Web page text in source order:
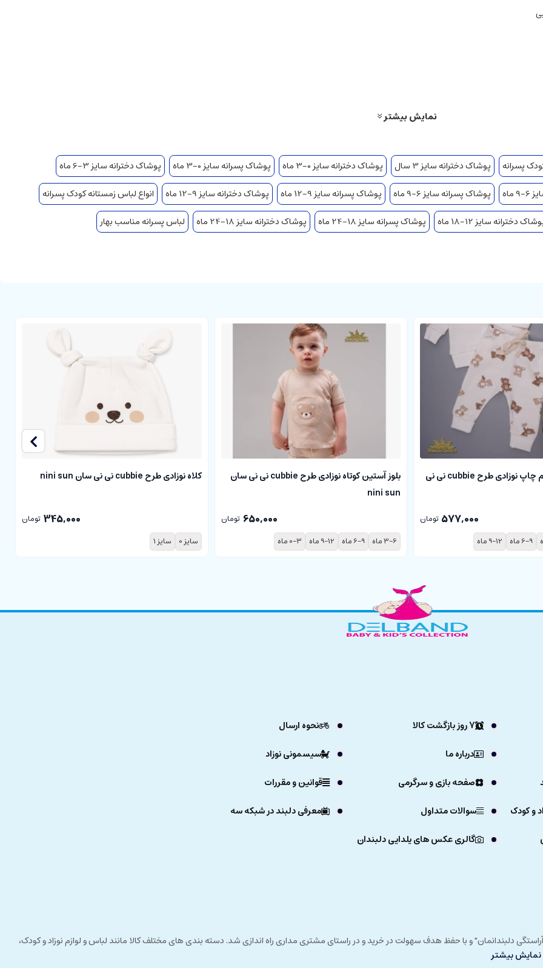
نمایش بیشتر
پسرانه پوشاک دخترانه سایز 3 سال پوشاک دخترانه سایز 0-3 ماه پوشاک پسرانه سایز 0-3 ماه
پوشاک دخترانه سایز 3-6 ماه
ماه پوشاک پسرانه سایز 6-9 ماه پوشاک پسرانه سایز 9-12 ماه پوشاک دخترانه سایز 9-12 ماه
انواع لباس زمستانه کودک پسرانه
دخترانه سایز 12-18 ماه پوشاک پسرانه سایز 18-24 ماه پوشاک دخترانه سایز 18-24 ماه لباس پسرانه مناسب بهار
شلوار شیری تمام چاپ نوزادی طرح cubbie نی نی
577,000 تومان
6-9 ماه 9-12 ماه
بلوز آستین کوتاه نوزادی طرح cubbie نی نی سان
nini sun
650,000 تومان
3-6 ماه
6-9 ماه 9-12 ماه 0-3 ماه
کلاه نوزادی طرح cubbie نی نی سان nini sun
345,000 تومان
سایز 0
سایز 1
7 روز بازگشت کالا
نحوه ارسال
درباره ما
سیسمونی نوزاد
صفحه بازی و سرگرمی
قوانین و مقررات
و کودک
سوالات متداول
معرفی دلبند در شبکه سه
گالری عکس های یلدایی دلبندان
خداوند در زمستان 1392 و با شعار "آرزوی دلبند آراستگی دلبندانمان" و با حفظ هدف سهولت در خرید و در راستای مشتری مداری راه اندازی شد. دسته بندی های مختلف کالا مانند لباس و لوازم نوزاد و کودک،
نمایش بیشتر